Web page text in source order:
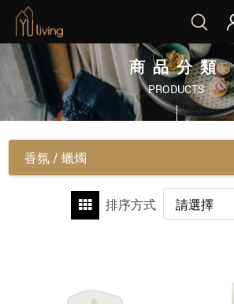
到主要內容
商品分類
PRODUCTS
香氛 / 蠟燭
排序方式